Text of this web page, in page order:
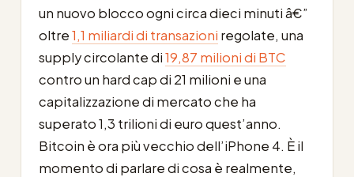
un nuovo blocco ogni circa dieci minuti â€”
oltre1,1 miliardi di transazioni regolate, una
supply circolante di19,87 milioni di BTC
contro un hard cap di 21 milioni e una
capitalizzazione di mercato che ha
superato 1,3 trilioni di euro quest’anno.
Bitcoin è ora più vecchio dell’iPhone 4. È il
momento di parlare di cosa è realmente,